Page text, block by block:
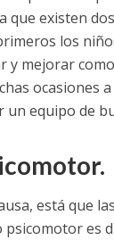
que existen
los
y mejorar
ocasiones
un equipo de
está que
es